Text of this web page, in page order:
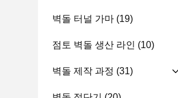
벽돌 터널 가마 (19)
점토 벽돌 생산 라인 (10)
벽돌 제작 과정 (31)